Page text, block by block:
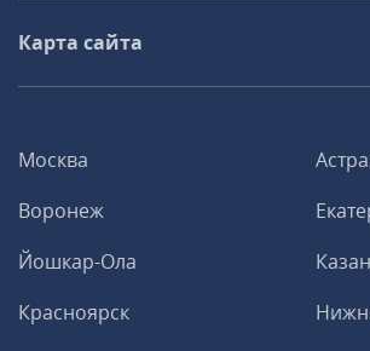
Москва
Воронеж
Йошкар-Ола
Красноярск
Карта сайта